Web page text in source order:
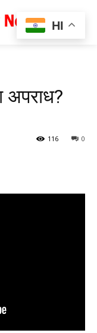
अपराध?
0
116
HI